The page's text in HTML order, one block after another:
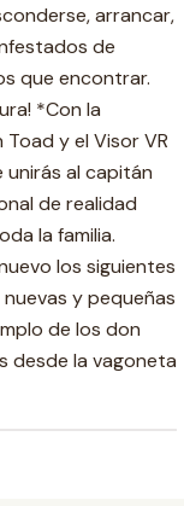
arrancar,
de
que encontrar.
*Con la
y el Visor VR
unirás al capitán
de realidad
la familia.
los siguientes
y pequeñas
de los don
desde la vagoneta